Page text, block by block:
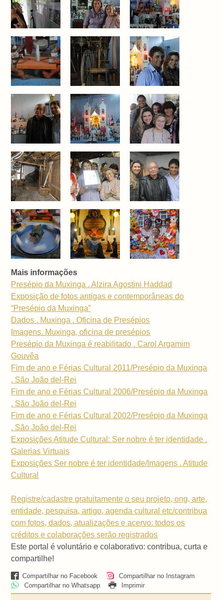
Mais informações
Presépio da Muxinga . Alzira Agostini Haddad
Exposição de fotos antigas e contemporâneas do
“Presépio da Muxinga”
Dados . Muxinga . Oficina de Presépios
Imagens. Muxinga, oficina de presépios
Presépio da Muxinga é reabilitado . Carol Argamim
Gouvêa
Fim de ano e Férias Cultural 2011/Presépio da Muxinga
. São João del-Rei
Fim de ano e Férias Cultural 2006/Presépio da Muxinga
. São João del-Rei
Fim de ano e Férias Cultural 2002/Presépio da Muxinga
. São João del-Rei
Exposições Atitude Cultural: Ser nobre é ter identidade .
Galerias Virtuais
Exposições Ser nobre é ter identidade/Imagens . Atitude
Cultural
Registre/cadastre gratuitamente o seu projeto, ong, arte,
entidade, pesquisa, artigo, agenda cultural etc/contribua
com fotos, dados, atualizações e acervo: todos os
créditos e colaborações serão registrados
Este portal é voluntário e colaborativo: contribua, curta e
compartilhe!
Compartilhar no Facebook
Compartilhar no Instagram
Compartilhar no Whatsapp
Imprimir